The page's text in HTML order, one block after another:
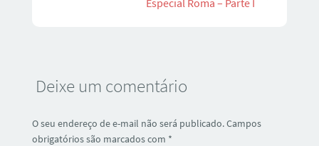
Especial Roma – Parte I
Deixe um comentário
O seu endereço de e-mail não será publicado.Campos
obrigatórios são marcados com *